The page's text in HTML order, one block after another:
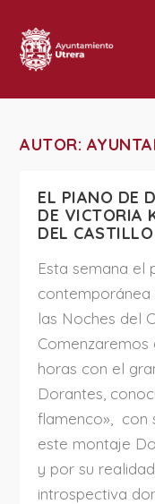
AUTOR:
EL PIANO DE
DE VICTORIA
DEL CASTILLO
Esta semana el
las Noches del
Comenzaremos
horas con el
Dorantes,
flamenco», con
este montaje
y por su
introspectiva